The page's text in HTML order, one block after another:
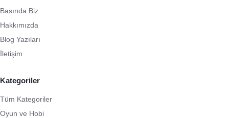
Basında Biz
Hakkımızda
Blog Yazıları
İletişim
Kategoriler
Tüm Kategoriler
Oyun ve Hobi